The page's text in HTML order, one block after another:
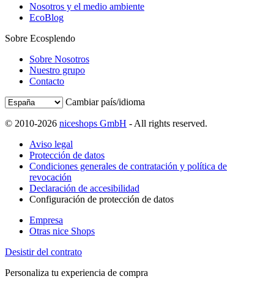
Nosotros y el medio ambiente
EcoBlog
Sobre Ecosplendo
Sobre Nosotros
Nuestro grupo
Contacto
Cambiar país/idioma
© 2010-2026 niceshops GmbH - All rights reserved.
Aviso legal
Protección de datos
Condiciones generales de contratación y política de
revocación
Declaración de accesibilidad
Configuración de protección de datos
Empresa
Otras nice Shops
Desistir del contrato
Personaliza tu experiencia de compra